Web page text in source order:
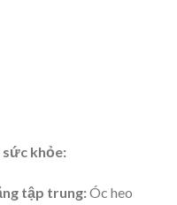
sức khỏe:
tập trung:Óc heo